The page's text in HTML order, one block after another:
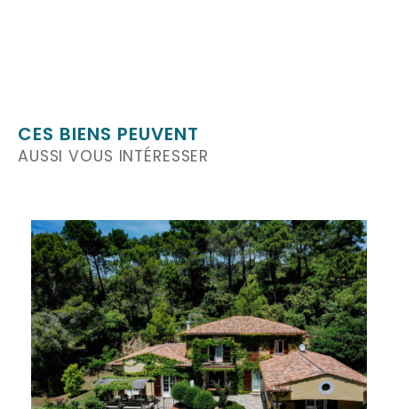
CES BIENS PEUVENT
AUSSI VOUS INTÉRESSER